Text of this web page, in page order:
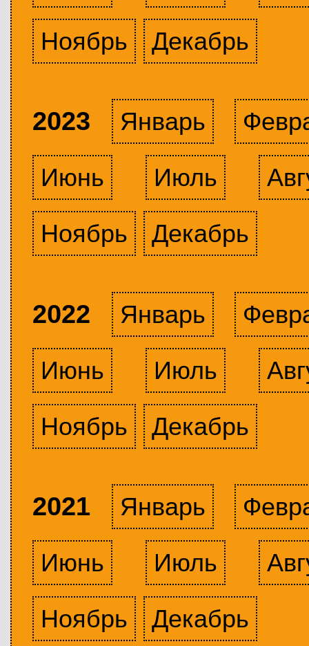
Ноябрь
Декабрь
2023 Январь
Июнь
Июль
Ноябрь
Декабрь
2022 Январь
Июнь
Июль
Ноябрь
Декабрь
2021 Январь
Июнь
Июль
Ноябрь
Декабрь